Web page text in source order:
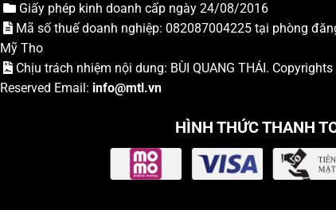
Giấy phép kinh doanh cấp ngày 24/08/2016
Mã số thuế doanh nghiệp: 082087004225 tại phòng
Mỹ Tho
Chịu trách nhiệm nội dung: BÙI QUANG THÁI.
Reserved Email: info@mtl.vn
HÌNH THỨC THANH